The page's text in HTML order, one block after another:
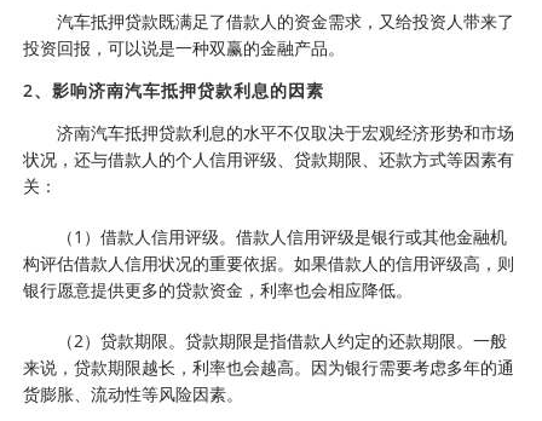
汽车抵押贷款既满足了借款人的资金需求，又给投资人带来了
投资回报，可以说是一种双赢的金融产品。
2、影响济南汽车抵押贷款利息的因素
济南汽车抵押贷款利息的水平不仅取决于宏观经济形势和市场
状况，还与借款人的个人信用评级、贷款期限、还款方式等因素有
关：
（1）借款人信用评级。借款人信用评级是银行或其他金融机
构评估借款人信用状况的重要依据。如果借款人的信用评级高，则
银行愿意提供更多的贷款资金，利率也会相应降低。
（2）贷款期限。贷款期限是指借款人约定的还款期限。一般
来说，贷款期限越长，利率也会越高。因为银行需要考虑多年的通
货膨胀、流动性等风险因素。